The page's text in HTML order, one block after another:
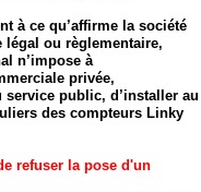
à ce qu’affirme la société
légal ou règlementaire,
n’impose à
privée,
public, d’installer au
des compteurs Linky
refuser la pose d'un